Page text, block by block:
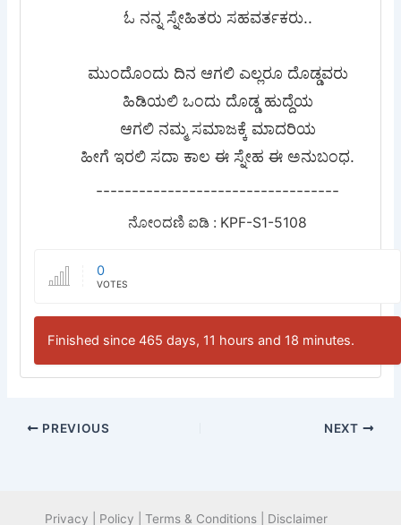
ಓ ನನ್ನ ಸ್ನೇಹಿತರು ಸಹವರ್ತಕರು..
ಮುಂದೊಂದು ದಿನ ಆಗಲಿ ಎಲ್ಲರೂ ದೊಡ್ಡವರು
ಹಿಡಿಯಲಿ ಒಂದು ದೊಡ್ಡ ಹುದ್ದೆಯ
ಆಗಲಿ ನಮ್ಮ ಸಮಾಜಕ್ಕೆ ಮಾದರಿಯ
ಹೀಗೆ ಇರಲಿ ಸದಾ ಕಾಲ ಈ ಸ್ನೇಹ ಈ ಅನುಬಂಧ.
----------------------------------
ನೋಂದಣಿ ಐಡಿ : KPF-S1-5108
0
VOTES
Finished since 465 days, 11 hours and 18 minutes.
PREVIOUS NEXT
Privacy | Policy | Terms & Conditions | Disclaimer